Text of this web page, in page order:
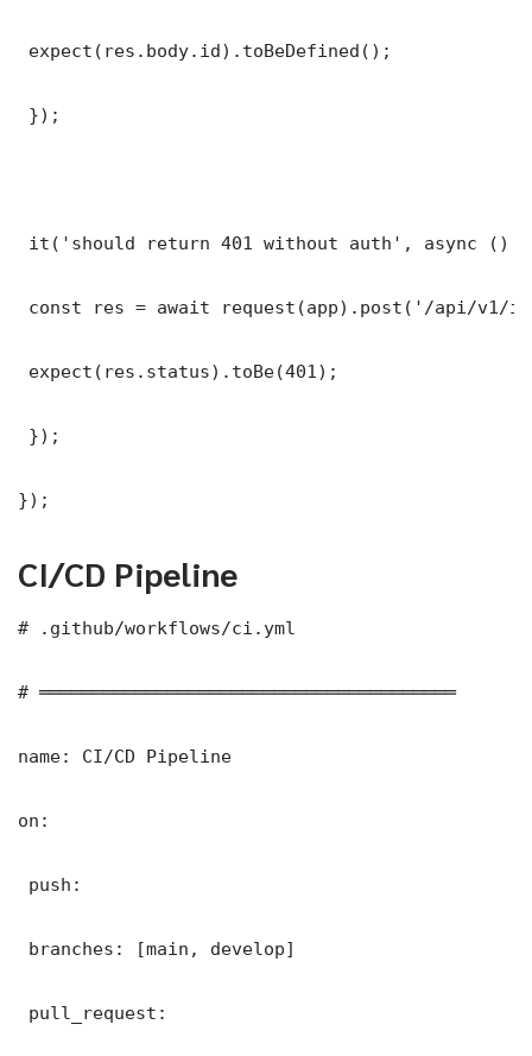
expect(res.body.id).toBeDefined();
});
it('should return 401 without auth', async ()
const res = await request(app).post('/api/v1/
expect(res.status).toBe(401);
});
});
CI/CD Pipeline
# .github/workflows/ci.yml
# ═══════════════════════════════════════
name: CI/CD Pipeline
on:
push:
branches: [main, develop]
pull_request: